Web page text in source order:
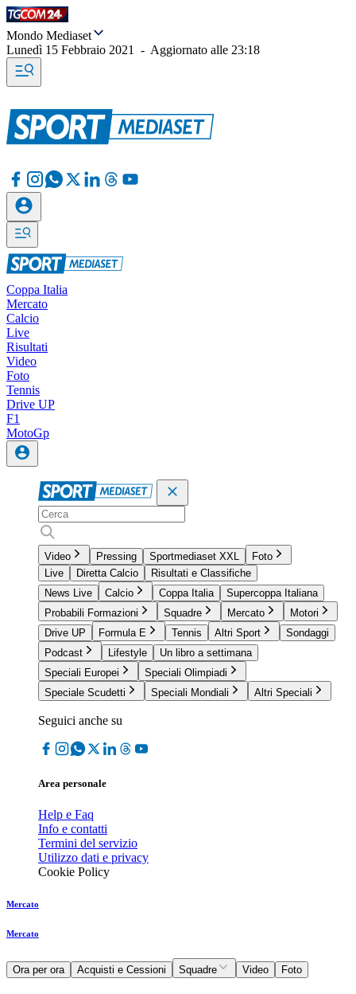
Mondo Mediaset
Lunedì 15 Febbraio 2021
- Aggiornato alle 23:18
Coppa Italia
Mercato
Calcio
Live
Risultati
Video
Foto
Tennis
Drive UP
F1
MotoGp
Video Pressing Sportmediaset XXL
Foto
Live
Diretta Calcio
Risultati e Classifiche
News Live
Calcio Coppa Italia
Supercoppa Italiana
Probabili Formazioni
Squadre Mercato
Motori
Drive UP
Formula E Tennis Altri Sport
Sondaggi
Podcast
Lifestyle
Un libro a settimana
Speciali Europei
Speciali Olimpiadi
Speciale Scudetti
Speciali Mondiali Altri Speciali
Seguici anche su
Area personale
Help e Faq
Info e contatti
Termini del servizio
Utilizzo dati e privacy
Cookie Policy
Mercato
Mercato
Ora per ora Acquisti e Cessioni Squadre Video Foto